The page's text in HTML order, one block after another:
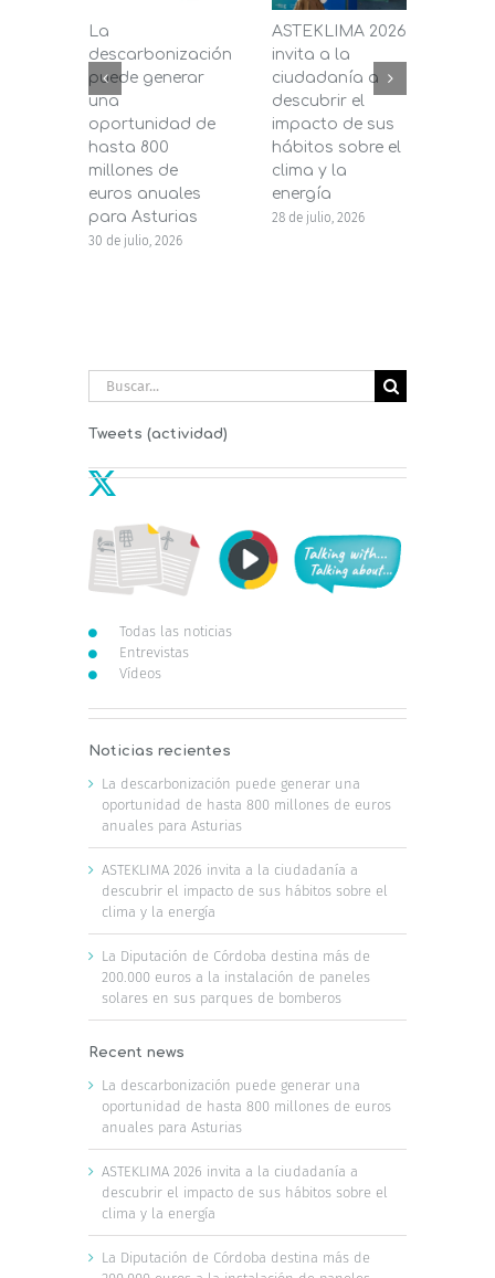
La
descarbonización
puede generar
una
oportunidad de
hasta 800
millones de
euros anuales
para Asturias
30 de julio, 2026
ASTEKLIMA 2026
invita a la
ciudadanía a
descubrir el
impacto de sus
hábitos sobre el
clima y la
energía
28 de julio, 2026
Buscar:
Tweets (actividad)
Todas las noticias
Entrevistas
Vídeos
Noticias recientes
La descarbonización puede generar una
oportunidad de hasta 800 millones de euros
anuales para Asturias
ASTEKLIMA 2026 invita a la ciudadanía a
descubrir el impacto de sus hábitos sobre el
clima y la energía
La Diputación de Córdoba destina más de
200.000 euros a la instalación de paneles
solares en sus parques de bomberos
Recent news
La descarbonización puede generar una
oportunidad de hasta 800 millones de euros
anuales para Asturias
ASTEKLIMA 2026 invita a la ciudadanía a
descubrir el impacto de sus hábitos sobre el
clima y la energía
La Diputación de Córdoba destina más de